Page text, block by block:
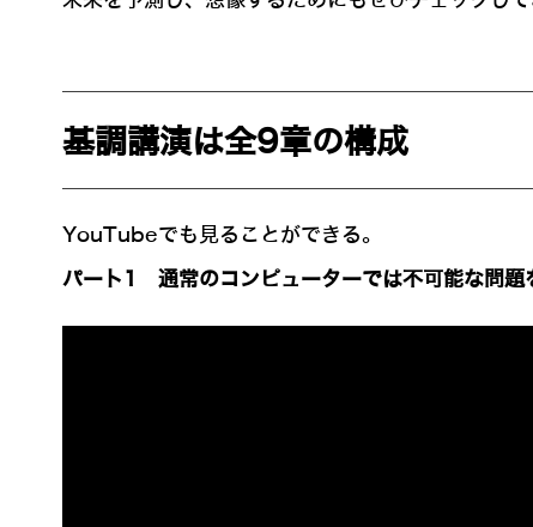
基調講演は全9章の構成
YouTubeでも見ることができる。
パート1 通常のコンピューターでは不可能な問題